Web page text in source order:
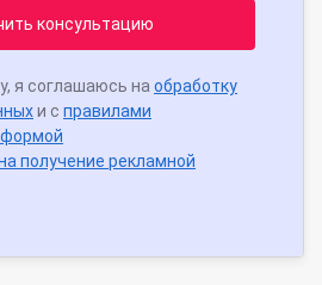
консультацию
я соглашаюсь на обработку
и с правилами
получение рекламной